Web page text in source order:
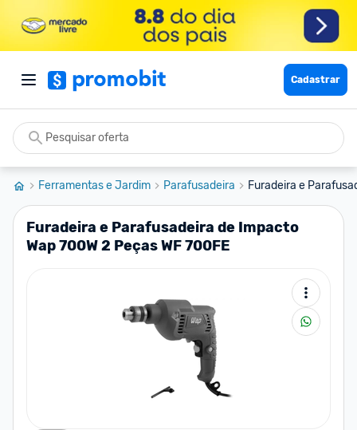
Cadastrar
Ferramentas e Jardim Parafusadeira Furadeira e
Furadeira e Parafusadeira de Impacto
Wap 700W 2 Peças WF 700FE